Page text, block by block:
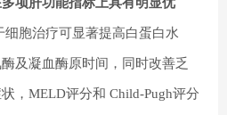
细胞治疗可显著提高白蛋白水
及凝血酶原时间，同时改善乏
，MELD评分和 Child-Pugh评分